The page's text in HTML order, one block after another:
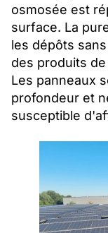
osmosée est
surface. La
les dépôts
des produits
Les panneaux
profondeur et
susceptible